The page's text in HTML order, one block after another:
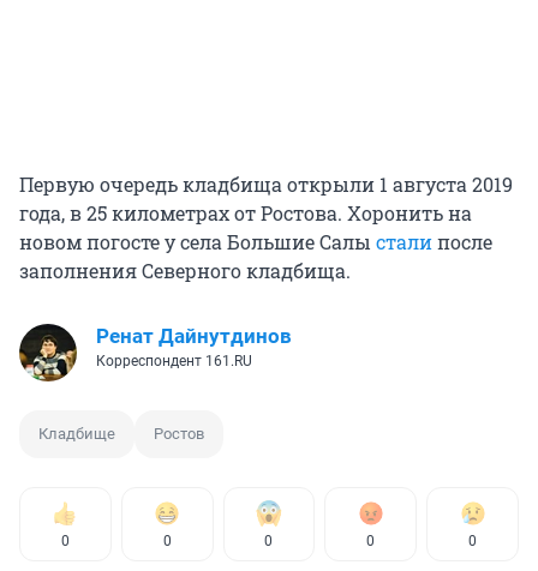
Первую очередь кладбища открыли 1 августа 2019
года, в 25 километрах от Ростова. Хоронить на
новом погосте у села Большие Салы сталипосле
заполнения Северного кладбища.
Ренат Дайнутдинов
Корреспондент 161.RU
Кладбище Ростов
0 0 0 0 0